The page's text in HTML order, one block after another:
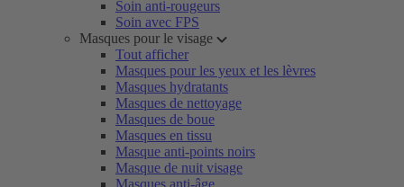
Soin anti-rougeurs
Soin avec FPS
Masques pour le visage
Tout afficher
Masques pour les yeux et les lèvres
Masques hydratants
Masques de nettoyage
Masques de boue
Masques en tissu
Masque anti-points noirs
Masque de nuit visage
Masques anti-âge